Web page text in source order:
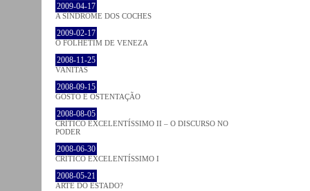
2009-04-17
A SÍNDROME DOS COCHES
2009-02-17
O FOLHETIM DE VENEZA
2008-11-25
VANITAS
2008-09-15
GOSTO E OSTENTAÇÃO
2008-08-05
CRÍTICO EXCELENTÍSSIMO II – O DISCURSO NO
PODER
2008-06-30
CRÍTICO EXCELENTÍSSIMO I
2008-05-21
ARTE DO ESTADO?